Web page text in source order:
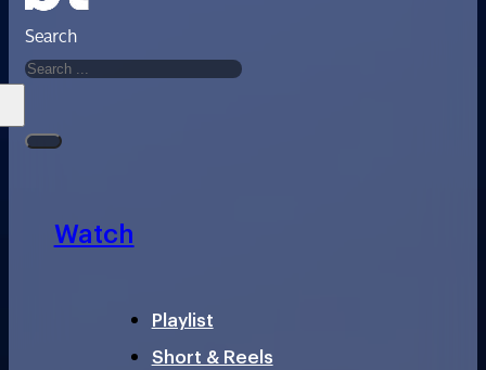
Search
Watch
Playlist
Short & Reels